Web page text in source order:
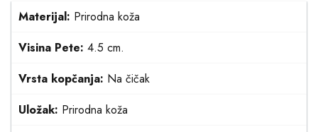
Materijal: Prirodna koža
Visina Pete: 4.5 cm.
Vrsta kopčanja: Na čičak
Uložak: Prirodna koža